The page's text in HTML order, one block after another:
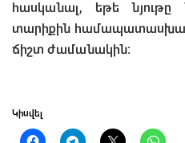
հասկանալ, եթե նյութը
տարիքին համապատասխան
ճիշտ ժամանակին։
Կիսվել